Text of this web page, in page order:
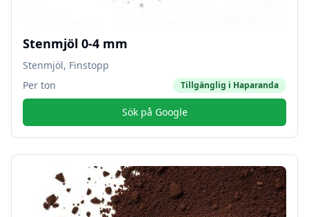
Stenmjöl 0-4 mm
Stenmjöl, Finstopp
Per ton
Tillgänglig i Haparanda
Sök på Google